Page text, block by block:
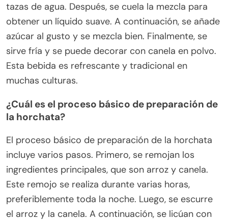
tazas de agua. Después, se cuela la mezcla para
obtener un líquido suave. A continuación, se añade
azúcar al gusto y se mezcla bien. Finalmente, se
sirve fría y se puede decorar con canela en polvo.
Esta bebida es refrescante y tradicional en
muchas culturas.
¿Cuál es el proceso básico de preparación de
la horchata?
El proceso básico de preparación de la horchata
incluye varios pasos. Primero, se remojan los
ingredientes principales, que son arroz y canela.
Este remojo se realiza durante varias horas,
preferiblemente toda la noche. Luego, se escurre
el arroz y la canela. A continuación, se licúan con